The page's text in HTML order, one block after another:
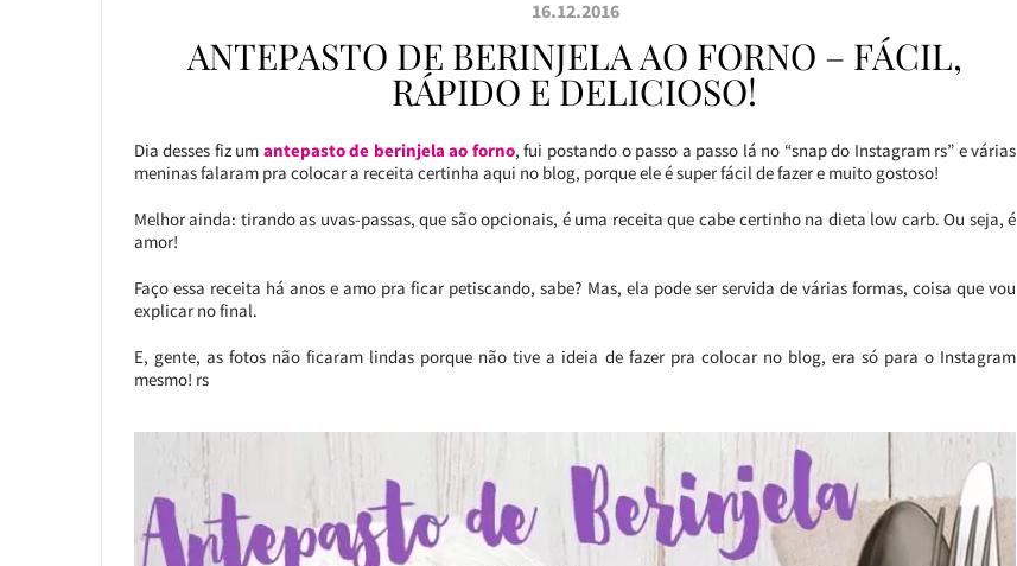
16.12.2016
ANTEPASTO DE BERINJELA AO FORNO – FÁCIL,
RÁPIDO E DELICIOSO!
Dia desses fiz um antepasto de berinjela ao forno, fui postando o passo a passo lá no “snap do Instagram rs” e várias
meninas falaram pra colocar a receita certinha aqui no blog, porque ele é super fácil de fazer e muito gostoso!
Melhor ainda: tirando as uvas-passas, que são opcionais, é uma receita que cabe certinho na dieta low carb. Ou seja, é
amor!
Faço essa receita há anos e amo pra ficar petiscando, sabe? Mas, ela pode ser servida de várias formas, coisa que vou
explicar no final.
E, gente, as fotos não ficaram lindas porque não tive a ideia de fazer pra colocar no blog, era só para o Instagram
mesmo! rs